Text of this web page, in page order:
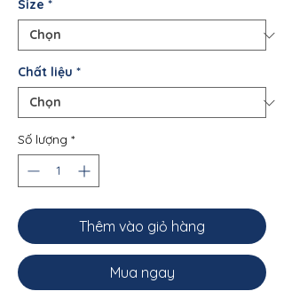
Size *
Chất liệu *
Số lượng *
Thêm vào giỏ hàng
Mua ngay